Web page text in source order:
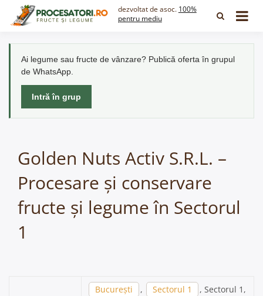
dezvoltat de asoc. 100%
pentru mediu
Ai legume sau fructe de vânzare? Publică oferta în grupul
de WhatsApp.
Intră în grup
Golden Nuts Activ S.R.L. –
Procesare și conservare
fructe și legume în Sectorul
1
București , Sectorul 1
, Sectorul 1,